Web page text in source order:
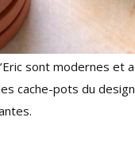
sont modernes et
cache-pots du